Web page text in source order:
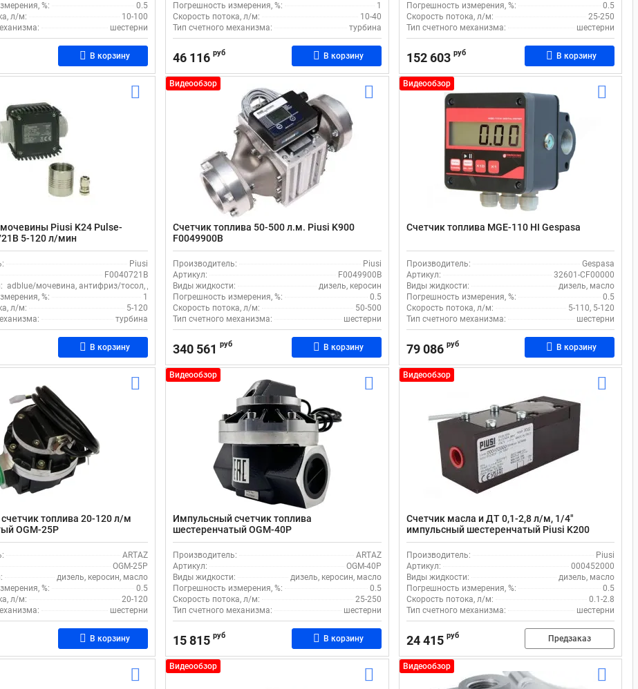
%:
0.5
л/м:
10-100
шестерни
В корзину
Погрешность измерения, %:
1
Скорость потока, л/м:
10-40
Тип счетного механизма:
турбина
46 116 руб В корзину
Погрешность измерения, %:
0.5
Скорость потока, л/м:
25-250
Тип счетного механизма:
шестерни
152 603 руб В корзину
Piusi K24 Pulse-
5-120 л/мин
Piusi
F0040721B
adblue/мочевина, антифриз/тосол, дизель, масло, моющие жидкости, стеклоомыватель, вода
%:
1
л/м:
5-120
турбина
В корзину
Видеообзор
Счетчик топлива 50-500 л.м. Piusi K900
F0049900B
Производитель:
Piusi
Артикул:
F0049900B
Виды жидкости:
дизель, керосин
Погрешность измерения, %:
0.5
Скорость потока, л/м:
50-500
Тип счетного механизма:
шестерни
340 561 руб В корзину
Видеообзор
Счетчик топлива MGE-110 HI Gespasa
Производитель:
Gespasa
Артикул:
32601-CF00000
Виды жидкости:
дизель, масло
Погрешность измерения, %:
0.5
Скорость потока, л/м:
5-110, 5-120
Тип счетного механизма:
шестерни
79 086 руб В корзину
топлива 20-120 л/м
OGM-25P
ARTAZ
OGM-25P
дизель, керосин, масло
%:
0.5
л/м:
20-120
шестерни
В корзину
Видеообзор
Импульсный счетчик топлива
шестеренчатый OGM-40P
Производитель:
ARTAZ
Артикул:
OGM-40P
Виды жидкости:
дизель, керосин, масло
Погрешность измерения, %:
0.5
Скорость потока, л/м:
25-250
Тип счетного механизма:
шестерни
15 815 руб В корзину
Видеообзор
Счетчик масла и ДТ 0,1-2,8 л/м, 1/4"
импульсный шестеренчатый Piusi K200
000452000
Производитель:
Piusi
Артикул:
000452000
Виды жидкости:
дизель, масло
Погрешность измерения, %:
0.5
Скорость потока, л/м:
0.1-2.8
Тип счетного механизма:
шестерни
24 415 руб Предзаказ
Видеообзор Видеообзор